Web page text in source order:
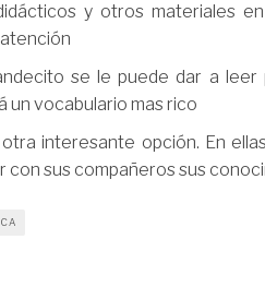
y otros materiales
se le puede dar a
un vocabulario mas rico
interesante opción. En
con sus compañeros sus